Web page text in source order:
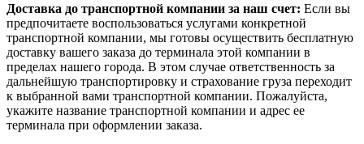
Доставка до транспортной компании за наш счет: Если вы
предпочитаете воспользоваться услугами конкретной
транспортной компании, мы готовы осуществить бесплатную
доставку вашего заказа до терминала этой компании в
пределах нашего города. В этом случае ответственность за
дальнейшую транспортировку и страхование груза переходит
к выбранной вами транспортной компании. Пожалуйста,
укажите название транспортной компании и адрес ее
терминала при оформлении заказа.